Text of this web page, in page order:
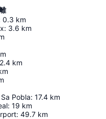
0.3 km
: 3.6 km
km
Pobla: 17.4 km
: 19 km
: 49.7 km